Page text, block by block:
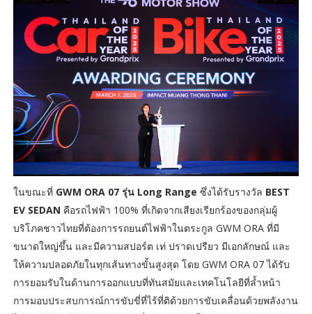
ในขณะที่ GWM ORA 07 รุ่น Long Range ซึ่งได้รับรางวัล BEST
EV SEDAN คือรถไฟฟ้า 100% ที่เกิดจากเสียงเรียกร้องของกลุ่มผู้
บริโภคชาวไทยที่ต้องการรถยนต์ไฟฟ้าในตระกูล GWM ORA ที่มี
ขนาดใหญ่ขึ้น และมีความสปอร์ต เท่ ปราดเปรียว มีเอกลักษณ์ และ
ให้ความปลอดภัยในทุกเส้นทางขั้นสูงสุด โดย GWM ORA 07 ได้รับ
การยอมรับในด้านการออกแบบที่ทันสมัยและเทคโนโลยีที่ล้ำหน้า
การมอบประสบการณ์การขับขี่ที่ไร้ที่ติด้วยการขับเคลื่อนด้วยพลังงาน